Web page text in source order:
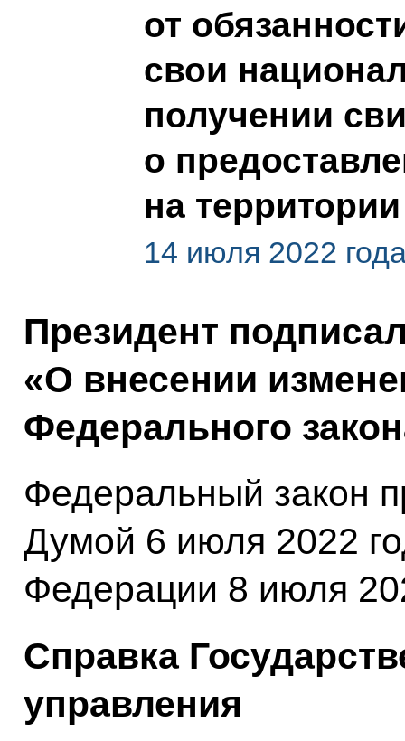
от
свои
получении
о
на
14 июля 2022
Президент
«О внесении
Федерального
Федеральный закон
Думой 6 июля 2022
Федерации 8 июля
Справка
управления